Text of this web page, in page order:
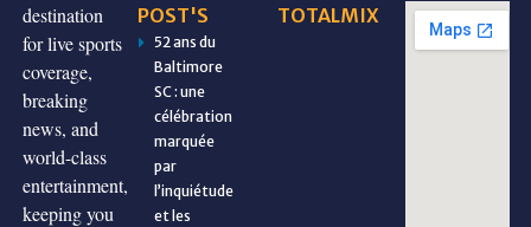
destination
for live sports
coverage,
breaking
news, and
world-class
entertainment,
keeping you
POST'S
52 ans du
Baltimore
SC : une
célébration
marquée
par
l’inquiétude
et les
TOTALMIX